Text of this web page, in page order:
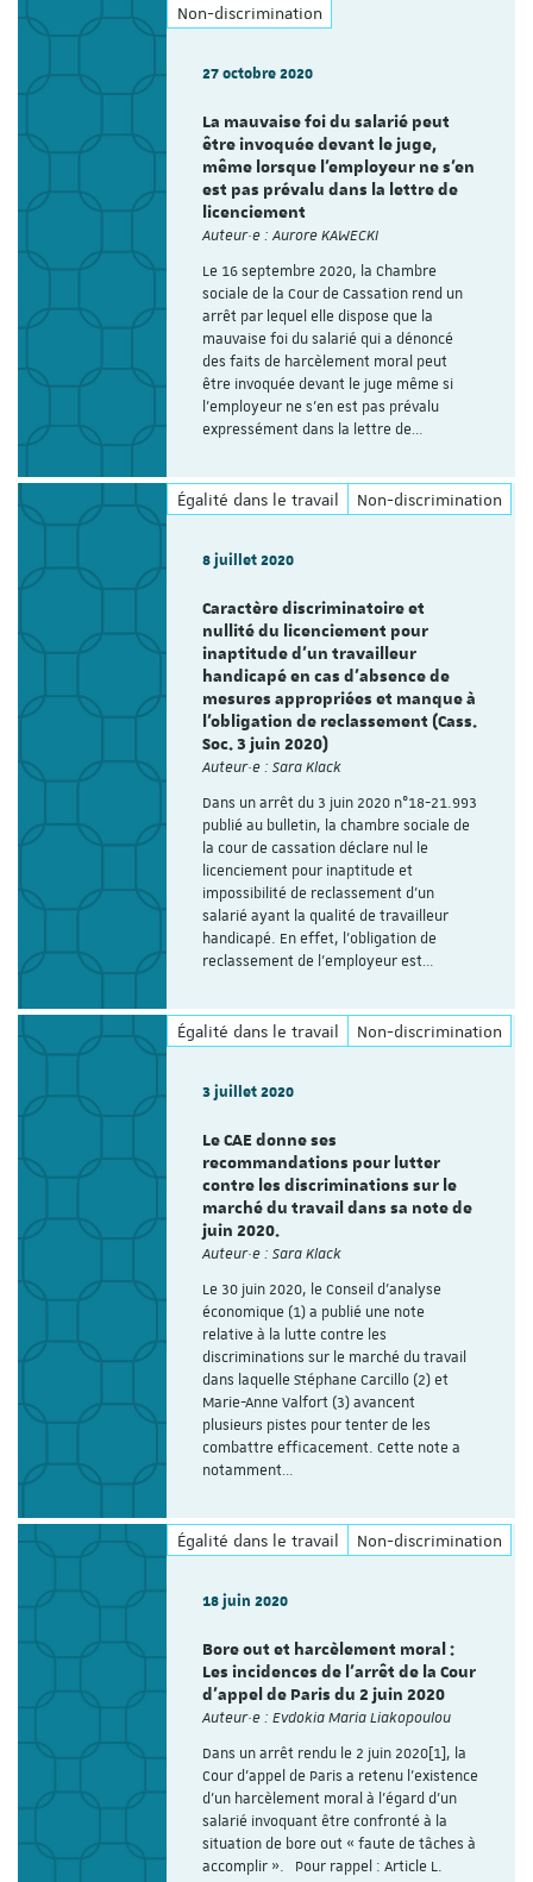
Non-discrimination
27 octobre 2020
La mauvaise foi du salarié peut
être invoquée devant le juge,
même lorsque l’employeur ne s’en
est pas prévalu dans la lettre de
licenciement
Auteur·e : Aurore KAWECKI
Le 16 septembre 2020, la Chambre
sociale de la Cour de Cassation rend un
arrêt par lequel elle dispose que la
mauvaise foi du salarié qui a dénoncé
des faits de harcèlement moral peut
être invoquée devant le juge même si
l’employeur ne s’en est pas prévalu
expressément dans la lettre de…
Égalité dans le travail Non-discrimination
8 juillet 2020
Caractère discriminatoire et
nullité du licenciement pour
inaptitude d’un travailleur
handicapé en cas d’absence de
mesures appropriées et manque à
l’obligation de reclassement (Cass.
Soc. 3 juin 2020)
Auteur·e : Sara Klack
Dans un arrêt du 3 juin 2020 n°18-21.993
publié au bulletin, la chambre sociale de
la cour de cassation déclare nul le
licenciement pour inaptitude et
impossibilité de reclassement d’un
salarié ayant la qualité de travailleur
handicapé. En effet, l’obligation de
reclassement de l’employeur est…
Égalité dans le travail Non-discrimination
3 juillet 2020
Le CAE donne ses
recommandations pour lutter
contre les discriminations sur le
marché du travail dans sa note de
juin 2020.
Auteur·e : Sara Klack
Le 30 juin 2020, le Conseil d’analyse
économique (1) a publié une note
relative à la lutte contre les
discriminations sur le marché du travail
dans laquelle Stéphane Carcillo (2) et
Marie-Anne Valfort (3) avancent
plusieurs pistes pour tenter de les
combattre efficacement. Cette note a
notamment…
Égalité dans le travail Non-discrimination
18 juin 2020
Bore out et harcèlement moral :
Les incidences de l’arrêt de la Cour
d’appel de Paris du 2 juin 2020
Auteur·e : Evdokia Maria Liakopoulou
Dans un arrêt rendu le 2 juin 2020[1], la
Cour d’appel de Paris a retenu l’existence
d’un harcèlement moral à l’égard d’un
salarié invoquant être confronté à la
situation de bore out « faute de tâches à
accomplir ». Pour rappel : Article L.